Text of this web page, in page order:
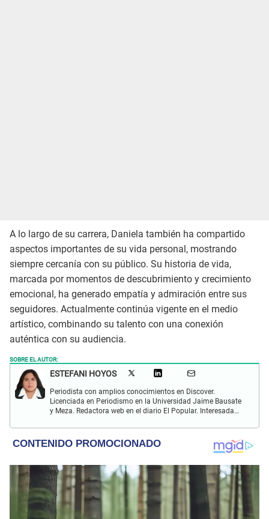
A lo largo de su carrera, Daniela también ha compartido
aspectos importantes de su vida personal, mostrando
siempre cercanía con su público. Su historia de vida,
marcada por momentos de descubrimiento y crecimiento
emocional, ha generado empatía y admiración entre sus
seguidores. Actualmente continúa vigente en el medio
artístico, combinando su talento con una conexión
auténtica con su audiencia.
SOBRE EL AUTOR:
ESTEFANI HOYOS
Periodista con amplios conocimientos en Discover.
Licenciada en Periodismo en la Universidad Jaime Bausate
y Meza. Redactora web en el diario El Popular. Interesada
internacional; tendencias, películas y series.